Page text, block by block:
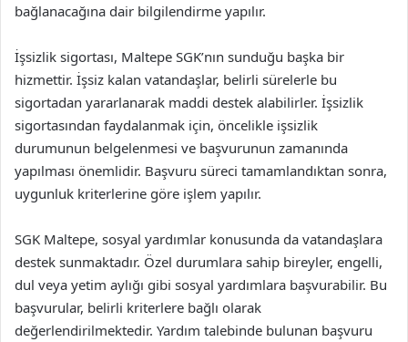
bağlanacağına dair bilgilendirme yapılır.
İşsizlik sigortası, Maltepe SGK’nın sunduğu başka bir
hizmettir. İşsiz kalan vatandaşlar, belirli sürelerle bu
sigortadan yararlanarak maddi destek alabilirler. İşsizlik
sigortasından faydalanmak için, öncelikle işsizlik
durumunun belgelenmesi ve başvurunun zamanında
yapılması önemlidir. Başvuru süreci tamamlandıktan sonra,
uygunluk kriterlerine göre işlem yapılır.
SGK Maltepe, sosyal yardımlar konusunda da vatandaşlara
destek sunmaktadır. Özel durumlara sahip bireyler, engelli,
dul veya yetim aylığı gibi sosyal yardımlara başvurabilir. Bu
başvurular, belirli kriterlere bağlı olarak
değerlendirilmektedir. Yardım talebinde bulunan başvuru